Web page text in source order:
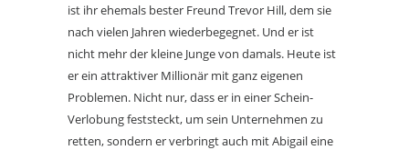
ist ihr ehemals bester Freund Trevor Hill, dem sie
nach vielen Jahren wiederbegegnet. Und er ist
nicht mehr der kleine Junge von damals. Heute ist
er ein attraktiver Millionär mit ganz eigenen
Problemen. Nicht nur, dass er in einer Schein-
Verlobung feststeckt, um sein Unternehmen zu
retten, sondern er verbringt auch mit Abigail eine